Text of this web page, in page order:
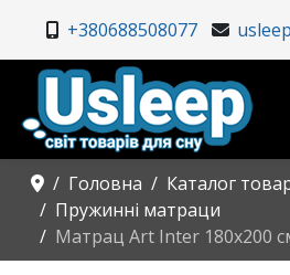
+380688508077
Головна
Каталог
Пружинні матраци
Матрац Art Inter 180x200